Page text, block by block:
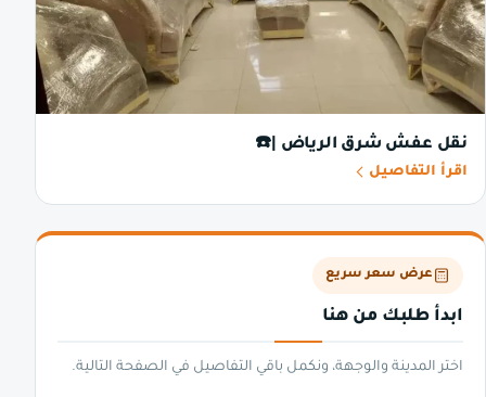
نقل عفش شرق الرياض |☎️
اقرأ التفاصيل
عرض سعر سريع
ابدأ طلبك من هنا
اختر المدينة والوجهة، ونكمل باقي التفاصيل في الصفحة التالية.